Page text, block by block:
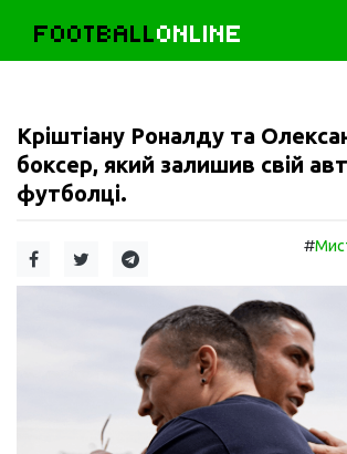
FOOTBALLONLINE
Кріштіану Роналду та
боксер, який залишив свій
футболці.
#